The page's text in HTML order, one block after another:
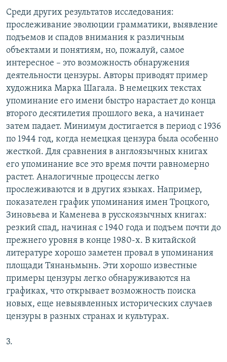
Среди других результатов исследования:
прослеживание эволюции грамматики, выявление
подъемов и спадов внимания к различным
объектами и понятиям, но, пожалуй, самое
интересное – это возможность обнаружения
деятельности цензуры. Авторы приводят пример
художника Марка Шагала. В немецких текстах
упоминание его имени быстро нарастает до конца
второго десятилетия прошлого века, а начинает
затем падает. Минимум достигается в период с 1936
по 1944 год, когда немецкая цензура была особенно
жесткой. Для сравнения в англоязычных книгах
его упоминание все это время почти равномерно
растет. Аналогичные процессы легко
прослеживаются и в других языках. Например,
показателен график упоминания имен Троцкого,
Зиновьева и Каменева в русскоязычных книгах:
резкий спад, начиная с 1940 года и подъем почти до
прежнего уровня в конце 1980-х. В китайской
литературе хорошо заметен провал в упоминания
площади Тянаньмынь. Эти хорошо известные
примеры цензуры легко обнаруживаются на
графиках, что открывает возможность поиска
новых, еще невыявленных исторических случаев
цензуры в разных странах и культурах.
3.